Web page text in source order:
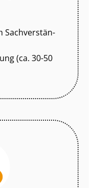
Sach­ver­stän­
(ca. 30-50